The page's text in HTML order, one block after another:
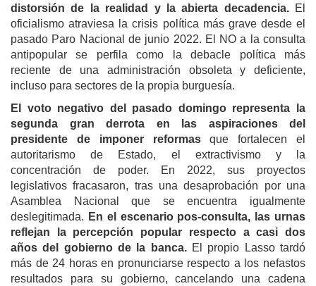
distorsión de la realidad y la abierta decadencia.El
oficialismo atraviesa la crisis política más grave desde el
pasado Paro Nacional de junio 2022. El NO a la consulta
antipopular se perfila como la debacle política más
reciente de una administración obsoleta y deficiente,
incluso para sectores de la propia burguesía.
El voto negativo del pasado domingo representa la
segunda gran derrota en las aspiraciones del
presidente de imponer reformasque fortalecen el
autoritarismo de Estado, el extractivismo y la
concentración de poder. En 2022, sus proyectos
legislativos fracasaron, tras una desaprobación por una
Asamblea Nacional que se encuentra igualmente
deslegitimada. En el escenario pos-consulta, las urnas
reflejan la percepción popular respecto a casi dos
años del gobierno de la banca.El propio Lasso tardó
más de 24 horas en pronunciarse respecto a los nefastos
resultados para su gobierno, cancelando una cadena